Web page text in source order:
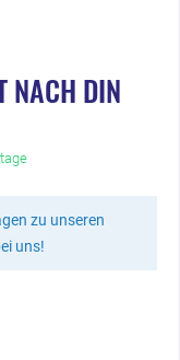
NACH DIN
zu unseren
uns!